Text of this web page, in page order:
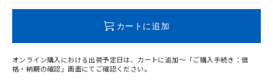
カートに追加
オンライン購入における出荷予定日は、カートに追加～「ご購入手続き：価
格・納期の確認」画面にてご確認ください。